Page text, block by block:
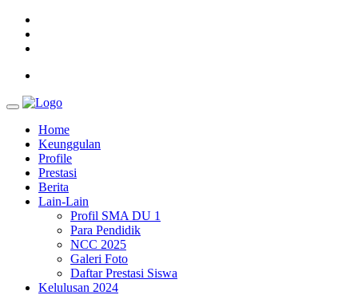
Home
Keunggulan
Profile
Prestasi
Berita
Lain-Lain
Profil SMA DU 1
Para Pendidik
NCC 2025
Galeri Foto
Daftar Prestasi Siswa
Kelulusan 2024